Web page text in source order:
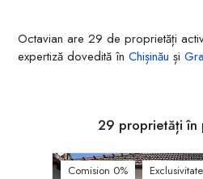
Octavian are 29 de proprietăți
expertiză dovedită în Chișinău și
29 proprietăți în
Comision 0% Exclusivitate